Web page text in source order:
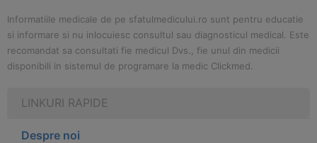
Informatiile medicale de pe sfatulmedicului.ro sunt pentru educatie
si informare si nu inlocuiesc consultul sau diagnosticul medical. Este
recomandat sa consultati fie medicul Dvs., fie unul din medicii
disponibili in sistemul de programare la medic Clickmed.
LINKURI RAPIDE
Despre noi